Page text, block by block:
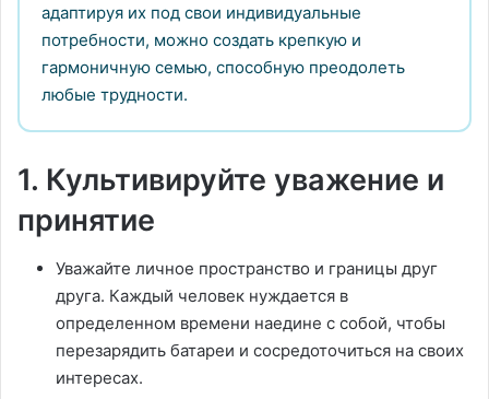
адаптируя их под свои индивидуальные
потребности, можно создать крепкую и
гармоничную семью, способную преодолеть
любые трудности.
1. Культивируйте уважение и
принятие
Уважайте личное пространство и границы друг
друга. Каждый человек нуждается в
определенном времени наедине с собой, чтобы
перезарядить батареи и сосредоточиться на своих
интересах.